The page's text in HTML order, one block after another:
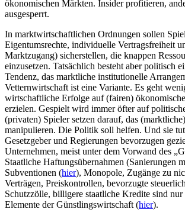
ökonomischen Märkten. Insider profitieren,
ausgesperrt.
In marktwirtschaftlichen Ordnungen sollen
Eigentumsrechte, individuelle Vertragsfreiheit
Marktzugang) sicherstellen, die knappen
einzusetzen. Tatsächlich besteht aber politisch
Tendenz, das marktliche institutionelle
Vetternwirtschaft ist eine Variante. Es geht
wirtschaftliche Erfolge auf (fairen)
erzielen. Gespielt wird immer öfter auf
(privaten) Spieler setzen darauf, das
manipulieren. Die Politik soll helfen. Und sie
Gesetzgeber und Regierungen bevorzugen
Unternehmen, meist unter dem Vorwand des
Staatliche Haftungsübernahmen (Sanierungen
Subventionen (hier), Monopole, Zugänge zu
Verträgen, Preiskontrollen, bevorzugte
Schutzzölle, billigere staatliche Kredite sind
Elemente der Günstlingswirtschaft (hier).